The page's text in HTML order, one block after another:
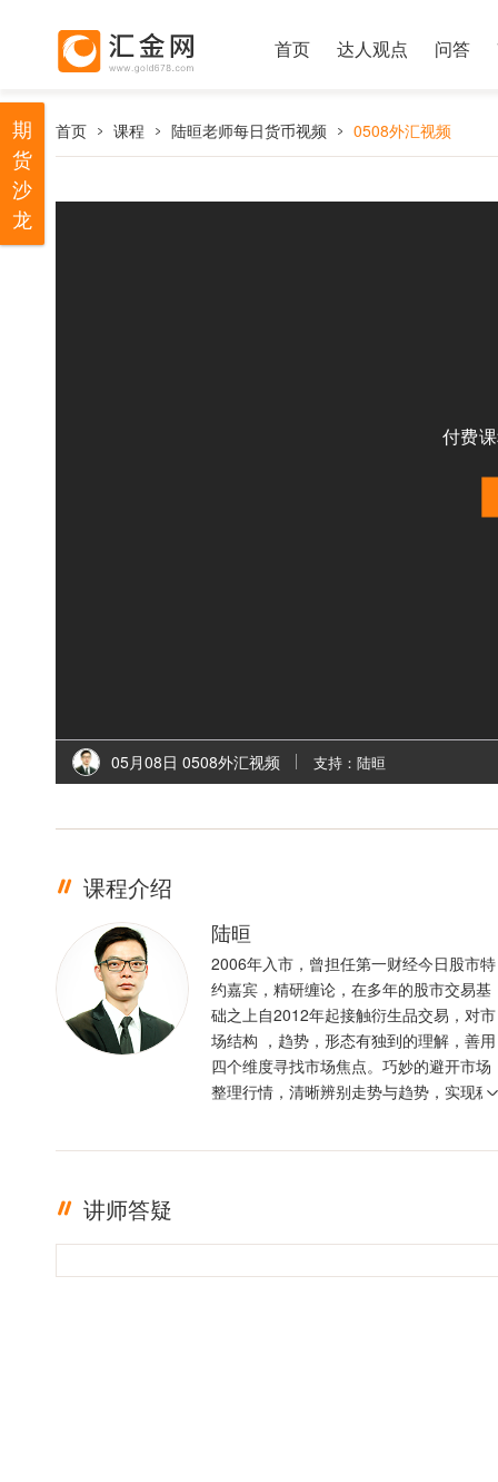
首页 达人观点 问答
首页 课程 陆晅老师每日货币视频 0508外汇视频
付费
05月08日 0508外汇视频 支持：陆晅
课程介绍
陆晅
2006年入市，曾担任第一财经今日股市特
约嘉宾，精研缠论，在多年的股市交易基
础之上自2012年起接触衍生品交易，对市
场结构 ，趋势，形态有独到的理解，善用
四个维度寻找市场焦点。巧妙的避开市场
整理行情，清晰辨别走势与趋势，实现稳
讲师答疑
期
货
沙
龙